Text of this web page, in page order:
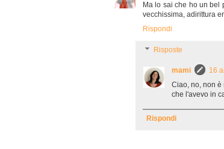
Ma lo sai che ho un bel
vecchissima, adirittura
Rispondi
Risposte
mami
16
Ciao, no, non è
che l'avevo in
Rispondi